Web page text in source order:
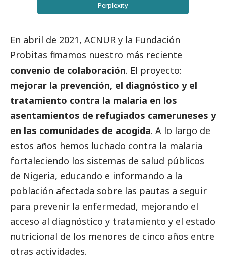
Perplexity
En abril de 2021, ACNUR y la Fundación
Probitas firmamos nuestro más reciente
convenio de colaboración. El proyecto:
mejorar la prevención, el diagnóstico y el
tratamiento contra la malaria en los
asentamientos de refugiados cameruneses y
en las comunidades de acogida. A lo largo de
estos años hemos luchado contra la malaria
fortaleciendo los sistemas de salud públicos
de Nigeria, educando e informando a la
población afectada sobre las pautas a seguir
para prevenir la enfermedad, mejorando el
acceso al diagnóstico y tratamiento y el estado
nutricional de los menores de cinco años entre
otras actividades.